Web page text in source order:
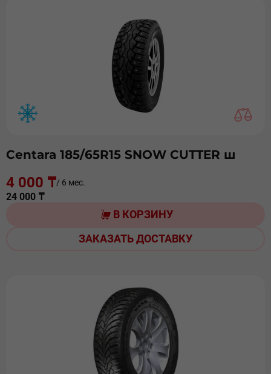
Centara 185/65R15 SNOW CUTTER ш
4 000 ₸/ 6 мес.
24 000 ₸
В КОРЗИНУ
ЗАКАЗАТЬ ДОСТАВКУ